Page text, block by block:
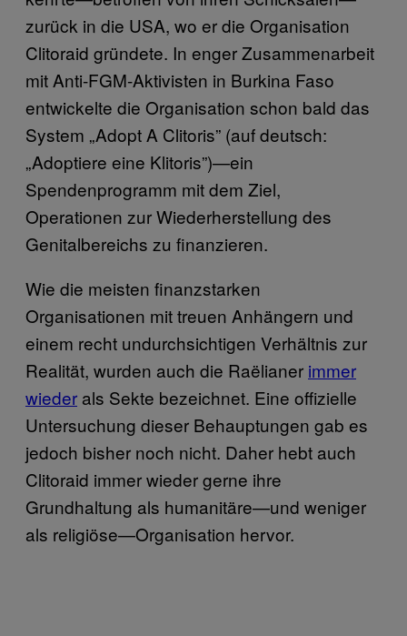
zurück in die USA, wo er die Organisation
Clitoraid gründete. In enger Zusammenarbeit
mit Anti-FGM-Aktivisten in Burkina Faso
entwickelte die Organisation schon bald das
System „Adopt A Clitoris” (auf deutsch:
„Adoptiere eine Klitoris”)—ein
Spendenprogramm mit dem Ziel,
Operationen zur Wiederherstellung des
Genitalbereichs zu finanzieren.
Wie die meisten finanzstarken
Organisationen mit treuen Anhängern und
einem recht undurchsichtigen Verhältnis zur
Realität, wurden auch die Raëlianer immer
wieder als Sekte bezeichnet. Eine offizielle
Untersuchung dieser Behauptungen gab es
jedoch bisher noch nicht. Daher hebt auch
Clitoraid immer wieder gerne ihre
Grundhaltung als humanitäre—und weniger
als religiöse—Organisation hervor.